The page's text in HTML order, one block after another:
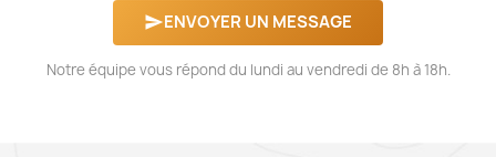
sendENVOYER UN MESSAGE
Notre équipe vous répond du lundi au vendredi de 8h à 18h.